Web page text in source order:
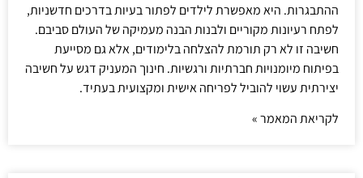
ההתבגרות. היא מאפשרת לילדים לפתור בעיות בדרכים חדשניות,
לפתח רעיונות מקוריים ולבנות הבנה מעמיקה של העולם סביבם.
חשיבה זו לא רק תורמת להצלחה בלימודים, אלא גם מסייעת
בפיתוח מיומנויות חברתיות ורגשיות. חינוך המעניק דגש על חשיבה
יצירתית עשוי להוביל לפריחה אישית ומקצועית בעתיד.
לקריאת המאמר »